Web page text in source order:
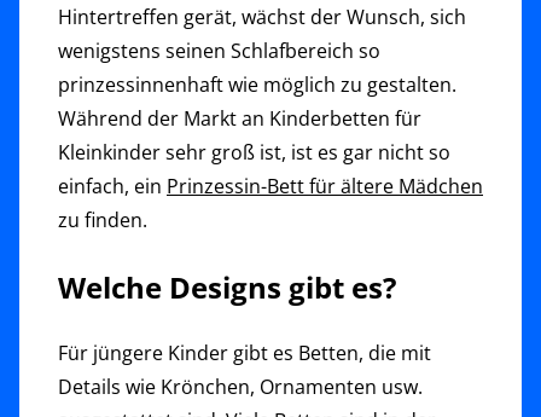
Hintertreffen gerät, wächst der Wunsch, sich
wenigstens seinen Schlafbereich so
prinzessinnenhaft wie möglich zu gestalten.
Während der Markt an Kinderbetten für
Kleinkinder sehr groß ist, ist es gar nicht so
einfach, ein Prinzessin-Bett für ältere Mädchen
zu finden.
Welche Designs gibt es?
Für jüngere Kinder gibt es Betten, die mit
Details wie Krönchen, Ornamenten usw.